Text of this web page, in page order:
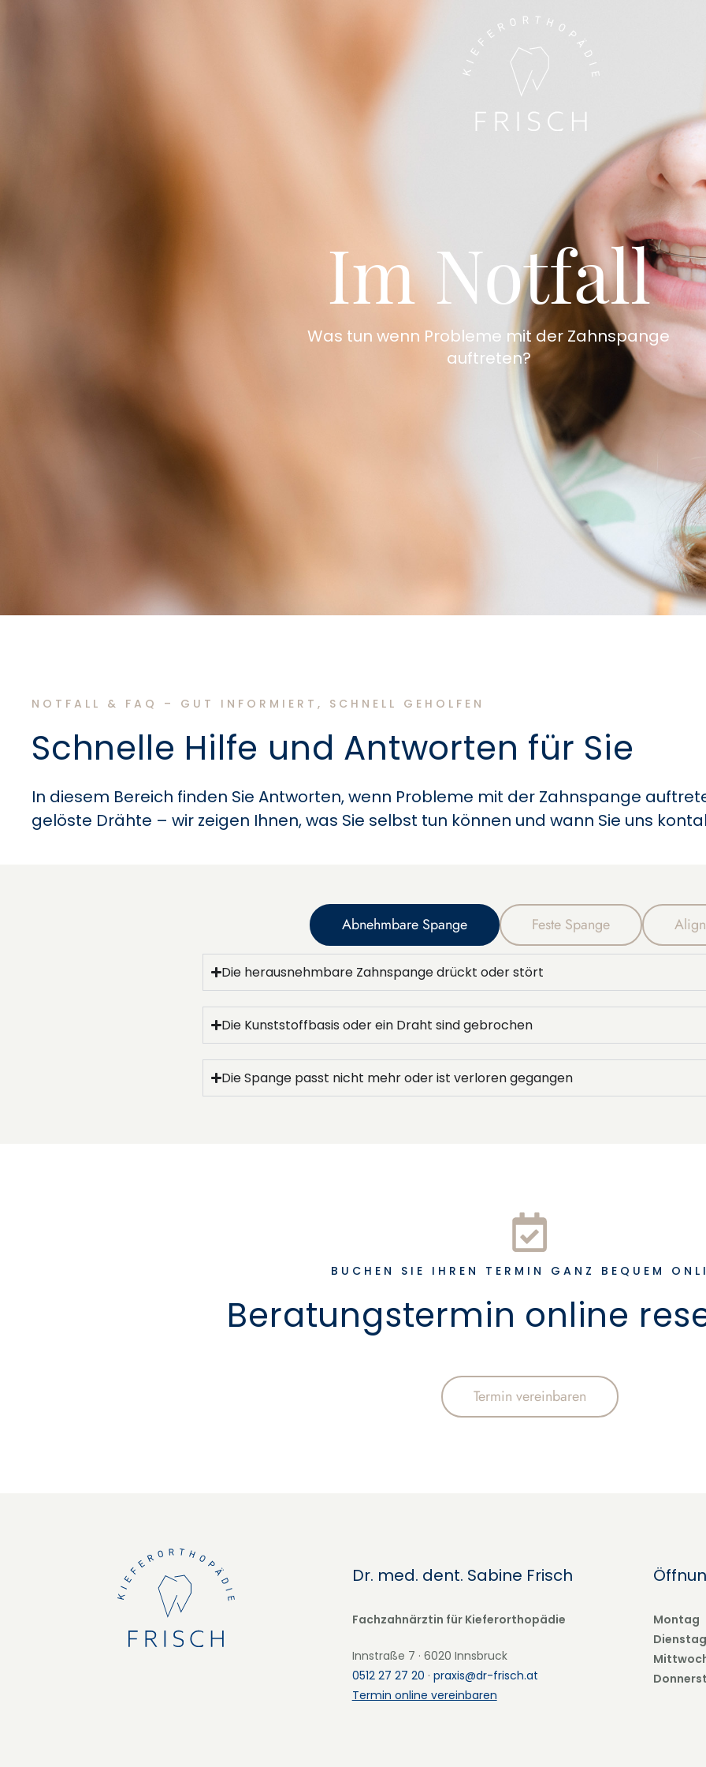
Im Notfall
Was tun wenn Probleme mit der Zahnspange
auftreten?
NOTFALL & FAQ – GUT INFORMIERT, SCHNELL GEHOLFEN
Schnelle Hilfe und Antworten für Sie
In diesem Bereich finden Sie Antworten, wenn Probleme mit der Zahnspange
gelöste Drähte – wir zeigen Ihnen, was Sie selbst tun können und wann Sie uns
Abnehmbare Spange Feste Spange
Die herausnehmbare Zahnspange drückt oder stört
Die Kunststoffbasis oder ein Draht sind gebrochen
Die Spange passt nicht mehr oder ist verloren gegangen
BUCHEN SIE IHREN TERMIN GANZ BEQUEM
Beratungstermin online
Termin vereinbaren
Dr. med. dent. Sabine Frisch
Fachzahnärztin für Kieferorthopädie
Innstraße 7 · 6020 Innsbruck
0512 27 27 20 · praxis@dr-frisch.at
Termin online vereinbaren
Montag
Dienstag